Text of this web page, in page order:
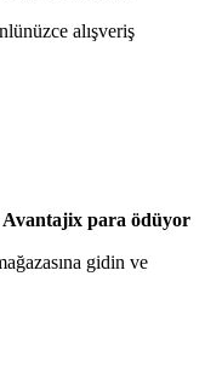
alışveriş
Avantajix para ödüyor
gidin ve